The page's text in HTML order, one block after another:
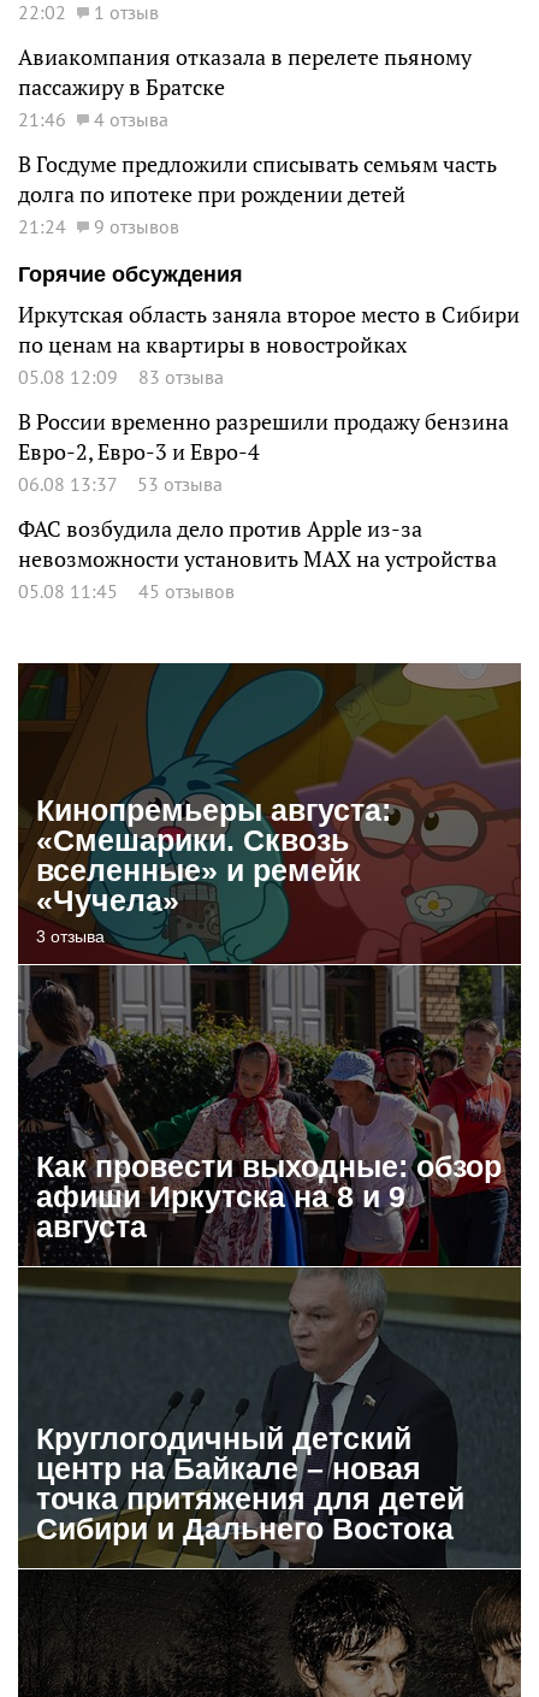
22:02 1 отзыв
Авиакомпания отказала в перелете пьяному
пассажиру в Братске
21:46 4 отзыва
В Госдуме предложили списывать семьям часть
долга по ипотеке при рождении детей
21:24
9 отзывов
Горячие обсуждения
Иркутская область заняла второе место в Сибири
по ценам на квартиры в новостройках
05.08 12:09 83 отзыва
В России временно разрешили продажу бензина
Евро-2, Евро-3 и Евро-4
06.08 13:37 53 отзыва
ФАС возбудила дело против Apple из-за
невозможности установить MAX на устройства
05.08 11:45 45 отзывов
Кинопремьеры августа:
«Смешарики. Сквозь
вселенные» и ремейк
«Чучела»
3 отзыва
Как провести выходные: обзор
афиши Иркутска на 8 и 9
августа
Круглогодичный детский
центр на Байкале – новая
точка притяжения для детей
Сибири и Дальнего Востока